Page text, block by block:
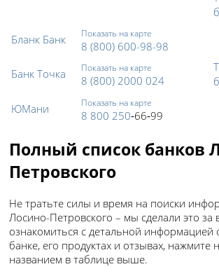
Бланк Банк Показать на карте
8 (800) 600-98-98
Банк Точка
Показать на карте
8 (800) 2000 024
ЮМани Показать на карте
8 800 250‑66‑99
Полный список банков
Петровского
Не тратьте силы и время на поиски
Лосино-Петровского – мы сделали это за
ознакомиться с детальной информацией
банке, его продуктах и отзывах, нажмите
названием в таблице выше.